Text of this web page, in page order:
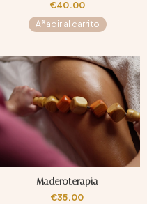
€40.00
Añadir al carrito
Maderoterapia
€35.00